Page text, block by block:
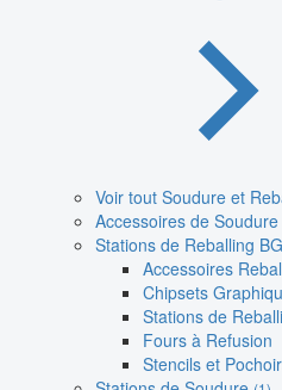
Voir tout Soudure et
Accessoires de Soudure
Stations de Reballing
Accessoires
Chipsets
Stations de
Fours à Refusion
Stencils et